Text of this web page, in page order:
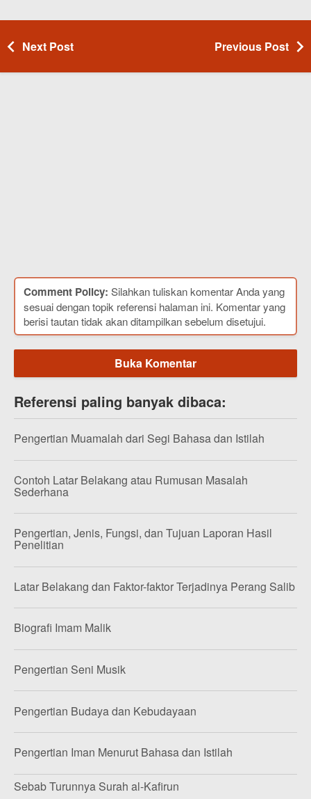
Next Post Previous Post
Comment Policy: Silahkan tuliskan komentar Anda yang
sesuai dengan topik referensi halaman ini. Komentar yang
berisi tautan tidak akan ditampilkan sebelum disetujui.
Buka Komentar
Referensi paling banyak dibaca:
Pengertian Muamalah dari Segi Bahasa dan Istilah
Contoh Latar Belakang atau Rumusan Masalah
Sederhana
Pengertian, Jenis, Fungsi, dan Tujuan Laporan Hasil
Penelitian
Latar Belakang dan Faktor-faktor Terjadinya Perang Salib
Biografi Imam Malik
Pengertian Seni Musik
Pengertian Budaya dan Kebudayaan
Pengertian Iman Menurut Bahasa dan Istilah
Sebab Turunnya Surah al-Kafirun